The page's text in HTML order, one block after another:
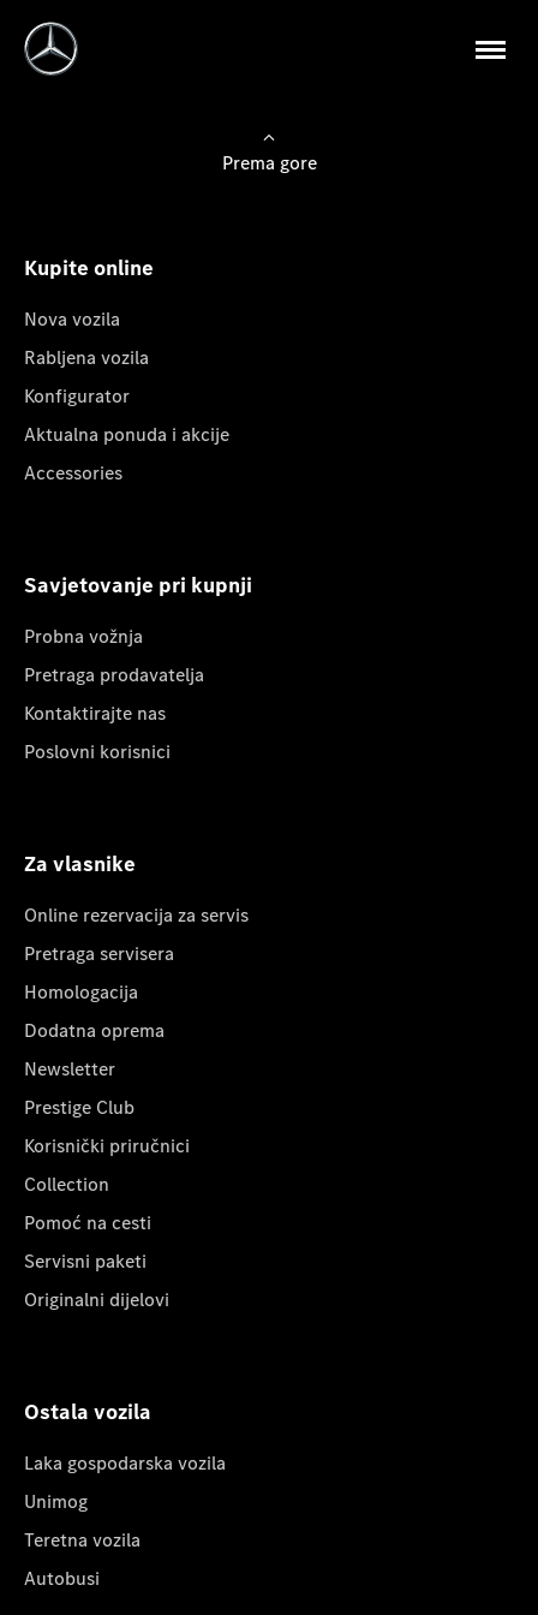
Prema gore
Kupite online
Nova vozila
Rabljena vozila
Konfigurator
Aktualna ponuda i akcije
Accessories
Savjetovanje pri kupnji
Probna vožnja
Pretraga prodavatelja
Kontaktirajte nas
Poslovni korisnici
Za vlasnike
Online rezervacija za servis
Pretraga servisera
Homologacija
Dodatna oprema
Newsletter
Prestige Club
Korisnički priručnici
Collection
Pomoć na cesti
Servisni paketi
Originalni dijelovi
Ostala vozila
Laka gospodarska vozila
Unimog
Teretna vozila
Autobusi